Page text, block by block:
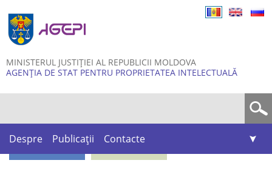
MINISTERUL JUSTIȚIEI AL REPUBLICII MOLDOVA
AGENȚIA DE STAT PENTRU PROPRIETATEA INTELECTUALĂ
Despre Publicații Contacte